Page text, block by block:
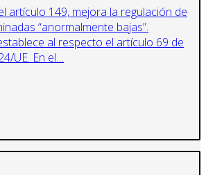
artículo 149, mejora la regulación de
“anormalmente bajas”.
al respecto el artículo 69 de
UE. En el…